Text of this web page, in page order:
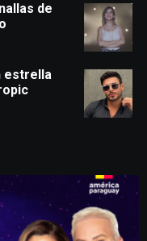
de
estrella